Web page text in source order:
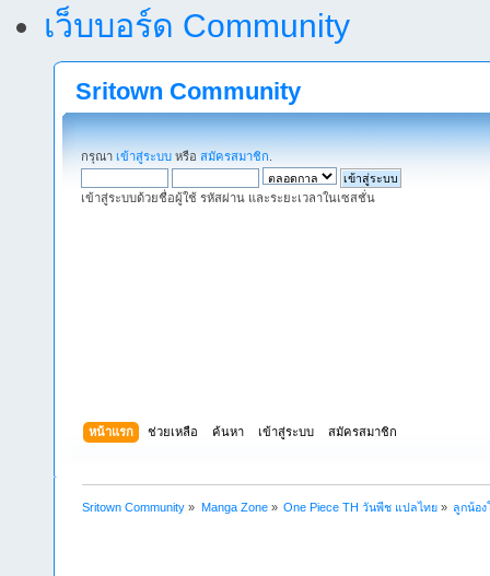
เว็บบอร์ด Community
Sritown Community
กรุณา เข้าสู่ระบบ หรือ สมัครสมาชิก
เข้าสู่ระบบด้วยชื่อผู้ใช้ รหัสผ่าน และระยะเวลาในเซสชั่น
หน้าแรก ช่วยเหลือ ค้นหา เข้าสู่ระบบ สมัครสมาชิก
Sritown Community » Manga Zone» One Piece TH วันพีช แปลไทย» ลูกน้อง